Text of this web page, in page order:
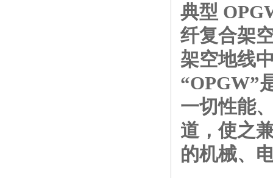
典型
纤复合架
架空地线
“OPGW”
一切性能
道，使之
的机械、